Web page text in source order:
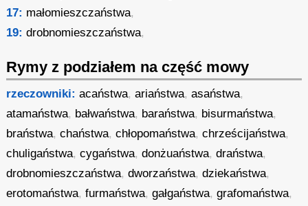
17: małomieszczaństwa,
19: drobnomieszczaństwa,
Rymy z podziałem na część mowy
rzeczowniki: acaństwa,ariaństwa,asaństwa,
atamaństwa, bałwaństwa, baraństwa, bisurmaństwa,
braństwa,chaństwa,chłopomaństwa,chrześcijaństwa,
chuligaństwa,cygaństwa,donżuaństwa,draństwa,
drobnomieszczaństwa,dworzaństwa,dziekaństwa,
erotomaństwa,furmaństwa,gałgaństwa,grafomaństwa,